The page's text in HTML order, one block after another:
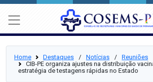
Home Destaques ⠀/⠀ Notícias ⠀/⠀ Reuniões
CIB-PE organiza ajustes na distribuição
estratégia de testagens rápidas no Estado